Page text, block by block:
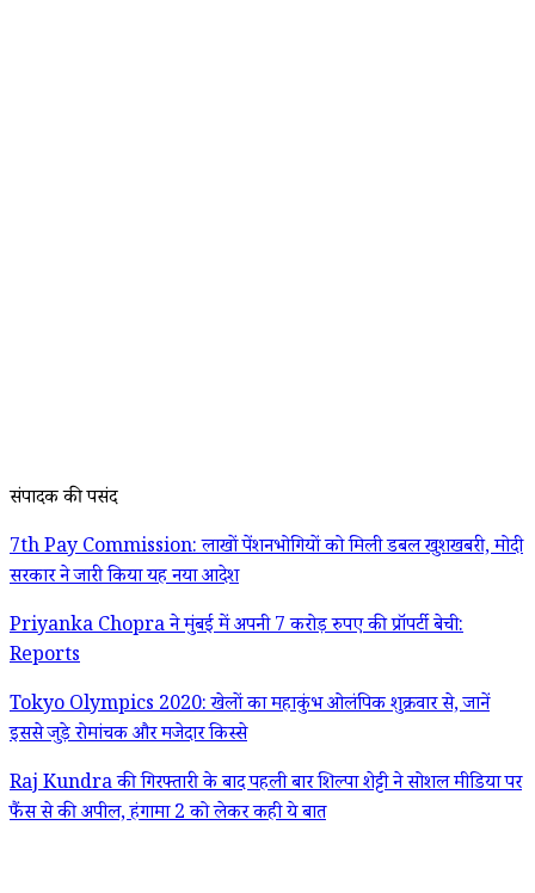
संपादक की पसंद
7th Pay Commission: लाखों पेंशनभोगियों को मिली डबल खुशखबरी, मोदी
सरकार ने जारी किया यह नया आदेश
Priyanka Chopra ने मुंबई में अपनी 7 करोड़ रुपए की प्रॉपर्टी बेची:
Reports
Tokyo Olympics 2020: खेलों का महाकुंभ ओलंपिक शुक्रवार से, जानें
इससे जुड़े रोमांचक और मजेदार किस्से
Raj Kundra की गिरफ्तारी के बाद पहली बार शिल्पा शेट्टी ने सोशल मीडिया पर
फैंस से की अपील, हंगामा 2 को लेकर कही ये बात